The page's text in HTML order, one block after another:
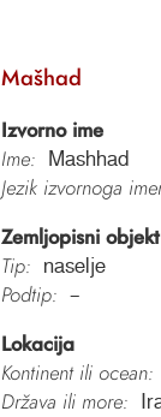
Mašhad
Izvorno ime
Ime:
Mashhad
Jezik izvornoga
Zemljopisni objekt
Tip:
naselje
Podtip: –
Lokacija
Kontinent ili ocean:
Država ili more: